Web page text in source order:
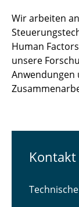
Wir arbeiten
Human
unsere
Anwendungen
Kontakt